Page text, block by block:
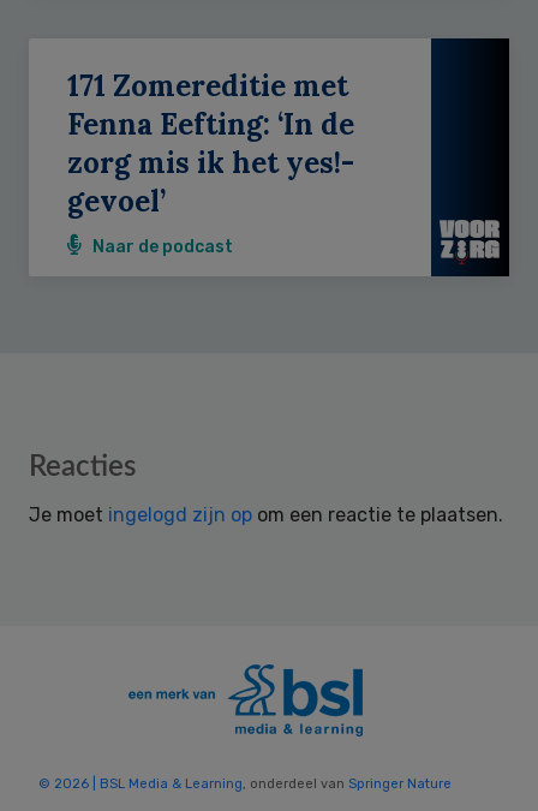
171 Zomereditie met
Fenna Eefting: ‘In de
zorg mis ik het yes!-
gevoel’
Naar de podcast
Reader
Reacties
Je moet ingelogd zijn op om een reactie te plaatsen.
© 2026 | BSL Media & Learning, onderdeel van Springer Nature